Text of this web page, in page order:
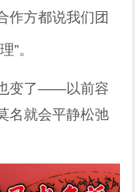
作方都说我们团
”。
变了——以前容
名就会平静松弛